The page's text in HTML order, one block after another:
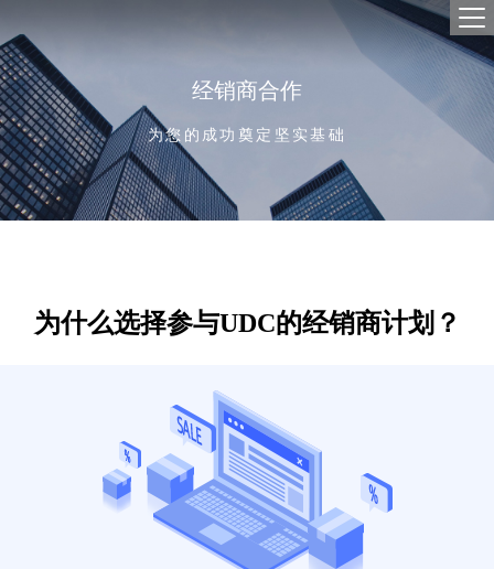
产
独立
全球
解
SD-
网
合
经
关
经销商合作
为您的成功奠定坚实基础
为什么选择参与UDC的经销商计划？